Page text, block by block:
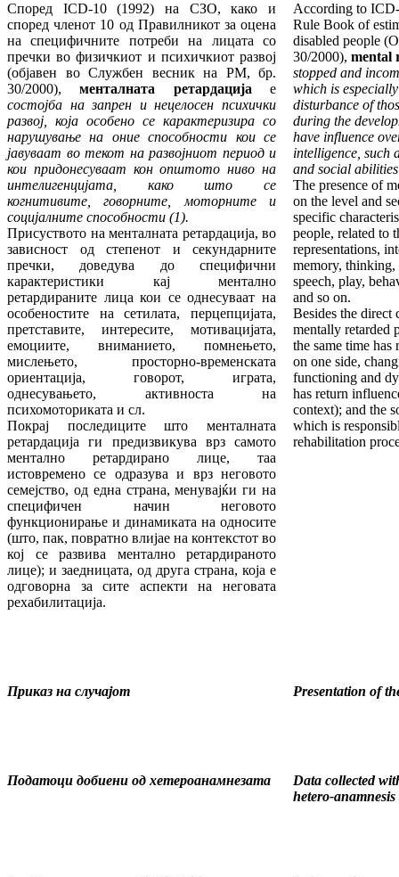
Според ICD-10 (1992) на СЗО, како и
според членот 10 од Правилникот за оцена
на специфичните потреби на лицата со
пречки во физичкиот и психичкиот развој
(објавен во Службен весник на РМ, бр.
30/2000),менталната ретардација е
состојба на запрен и нецелосен психички
развој, која особено се карактеризира со
нарушување на оние способности кои се
јавуваат во текот на развојниот период и
кои придонесуваат кон општото ниво на
интелигенцијата, како што се
когнитивите, говорните, моторните и
социјалните способности (1).
Присуството на менталната ретардација, во
зависност од степенот и секундарните
пречки, доведува до специфични
карактеристики кај ментално
ретардираните лица кои се однесуваат на
особеностите на сетилата, перцепцијата,
претставите, интересите, мотивацијата,
емоциите, вниманието, помнењето,
мислењето, просторно-временската
ориентација, говорот, играта,
однесувањето, активноста на
психомоториката и сл.
Покрај последиците што менталната
ретардација ги предизвикува врз самото
ментално ретардирано лице, таа
истовремено се одразува и врз неговото
семејство, од една страна, менувајќи ги на
специфичен начин неговото
функционирање и динамиката на односите
(што, пак, повратно влијае на контекстот во
кој се развива ментално ретардираното
лице); и заедницата, од друга страна, која е
одговорна за сите аспекти на неговата
рехабилитација.
According to
Rule Book of
disabled people
30/2000), mental
stopped and
which is
disturbance of
during the
have influence
intelligence, such
and social
The presence of
on the level and
specific
people, related to
representations,
memory, thinking,
speech, play,
and so on.
Besides the direct
mentally retarded
the same time
on one side,
functioning and
has return
context); and the
which is
rehabilitation
Приказ на случајот Presentation of
Податоци добиени од хетероанамнезата
Data collected
hetero-anamnesis